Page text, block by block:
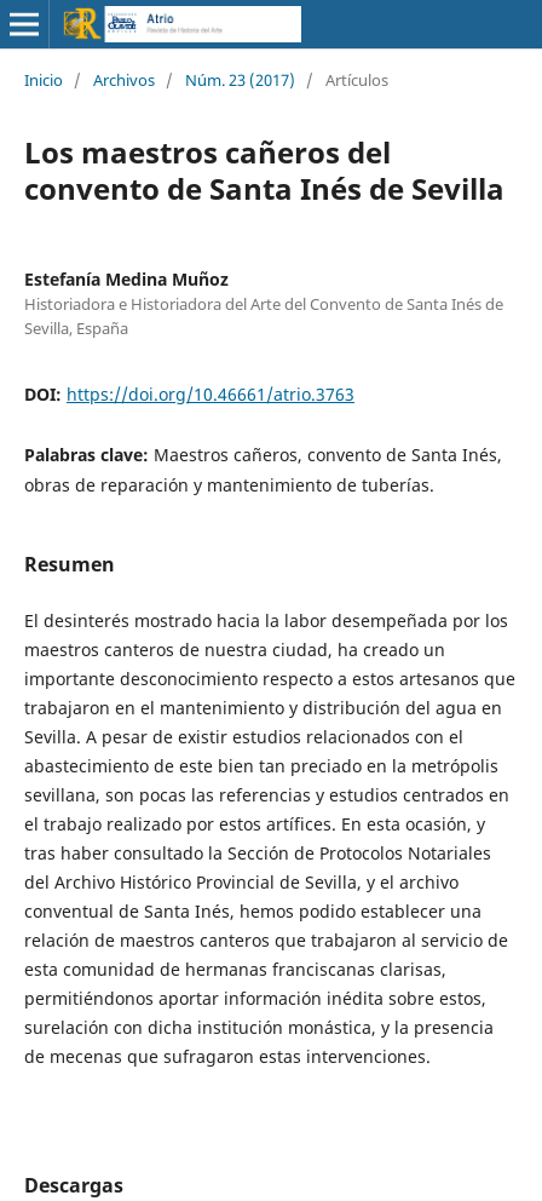
Inicio / Archivos / Núm. 23 (2017) / Artículos
Los maestros cañeros del
convento de Santa Inés de Sevilla
Estefanía Medina Muñoz
Historiadora e Historiadora del Arte del Convento de Santa Inés de
Sevilla, España
DOI: https://doi.org/10.46661/atrio.3763
Palabras clave: Maestros cañeros, convento de Santa Inés,
obras de reparación y mantenimiento de tuberías.
Resumen
El desinterés mostrado hacia la labor desempeñada por los
maestros canteros de nuestra ciudad, ha creado un
importante desconocimiento respecto a estos artesanos que
trabajaron en el mantenimiento y distribución del agua en
Sevilla. A pesar de existir estudios relacionados con el
abastecimiento de este bien tan preciado en la metrópolis
sevillana, son pocas las referencias y estudios centrados en
el trabajo realizado por estos artífices. En esta ocasión, y
tras haber consultado la Sección de Protocolos Notariales
del Archivo Histórico Provincial de Sevilla, y el archivo
conventual de Santa Inés, hemos podido establecer una
relación de maestros canteros que trabajaron al servicio de
esta comunidad de hermanas franciscanas clarisas,
permitiéndonos aportar información inédita sobre estos,
surelación con dicha institución monástica, y la presencia
de mecenas que sufragaron estas intervenciones.
Descargas